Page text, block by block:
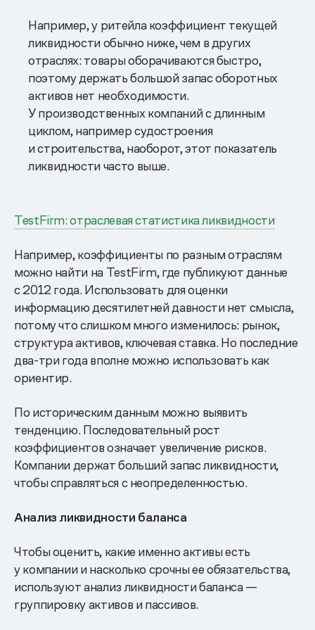
Например, у ритейла коэффициент текущей
ликвидности обычно ниже, чем в других
отраслях: товары оборачиваются быстро,
поэтому держать большой запас оборотных
активов нет необходимости.
У производственных компаний с длинным
циклом, например судостроения
и строительства, наоборот, этот показатель
ликвидности часто выше.
TestFirm: отраслевая статистика ликвидности
Например, коэффициенты по разным отраслям
можно найти на TestFirm, где публикуют данные
с 2012 года. Использовать для оценки
информацию десятилетней давности нет смысла,
потому что слишком много изменилось: рынок,
структура активов, ключевая ставка. Но последние
два-три года вполне можно использовать как
ориентир.
По историческим данным можно выявить
тенденцию. Последовательный рост
коэффициентов означает увеличение рисков.
Компании держат больший запас ликвидности,
чтобы справляться с неопределенностью.
Анализ ликвидности баланса
Чтобы оценить, какие именно активы есть
у компании и насколько срочны ее обязательства,
используют анализ ликвидности баланса —
группировку активов и пассивов.